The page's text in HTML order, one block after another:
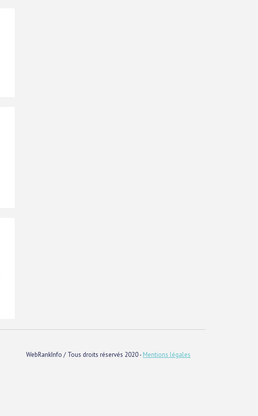
WebRankInfo / Tous droits réservés 2020 - Mentions légales